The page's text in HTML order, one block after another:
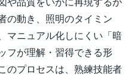
の動き、照明のタイミン
マニュアル化しにくい「暗
フが理解・習得できる形
のプロセスは、熟練技能者